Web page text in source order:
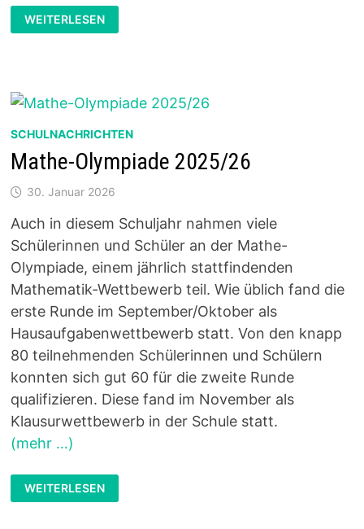
FINJA
WITTHAUS
GEWINNT
WEITERLESEN
SCHULNACHRICHTEN
Mathe-Olympiade 2025/26
30. Januar 2026
Auch in diesem Schuljahr nahmen viele
Schülerinnen und Schüler an der Mathe-
Olympiade, einem jährlich stattfindenden
Mathematik-Wettbewerb teil. Wie üblich fand die
erste Runde im September/Oktober als
Hausaufgabenwettbewerb statt. Von den knapp
80 teilnehmenden Schülerinnen und Schülern
konnten sich gut 60 für die zweite Runde
qualifizieren. Diese fand im November als
Klausurwettbewerb in der Schule statt.
(mehr …)
MATHE-
OLYMPIADE
2025/26
WEITERLESEN